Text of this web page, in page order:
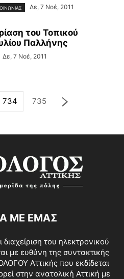
Δε, 7 Νοέ, 2011
του Τοπικού
Παλλήνης
Δε, 7 Νοέ, 2011
734 735
ΜΕ ΕΜΑΣ
του ηλεκτρονικού
με ευθύνη της συντακτικής
Αττικής που εκδίδεται
στην ανατολική Αττική με